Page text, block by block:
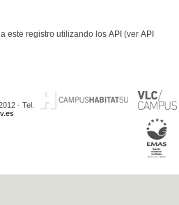
este registro utilizando los API (ver API
· Tel.